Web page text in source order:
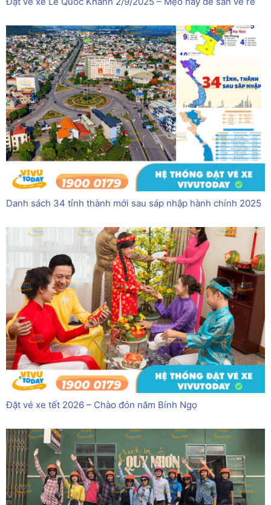
Danh sách 34 tỉnh thành mới sau sáp nhập hành chính 2025
Đặt vé xe tết 2026 – Chào đón năm Bính Ngọ